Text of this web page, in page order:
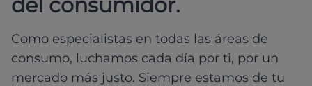
Como especialistas en todas las áreas de
consumo, luchamos cada día por ti, por un
mercado más justo. Siempre estamos de tu